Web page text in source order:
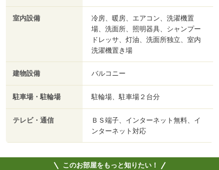
室内設備
冷房、暖房、エアコン、洗濯機置
場、洗面所、照明器具、シャンプー
ドレッサ、灯油、洗面所独立、室内
洗濯機置き場
建物設備 バルコニー
駐車場・駐輪場 駐輪場、駐車場２台分
テレビ・通信
ＢＳ端子、インターネット無料、イ
ンターネット対応
このお部屋をもっと知りたい！